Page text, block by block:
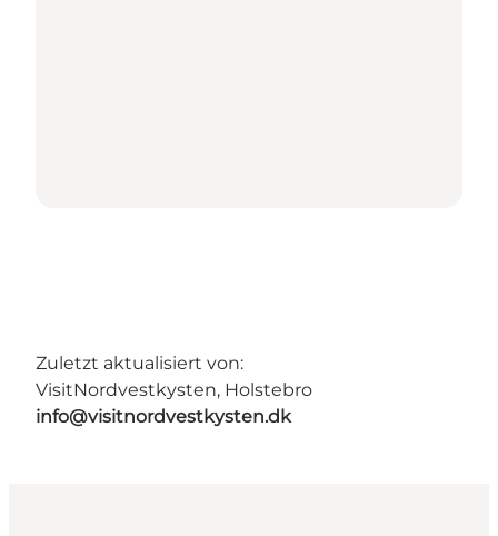
Zuletzt aktualisiert von:
VisitNordvestkysten, Holstebro
info@visitnordvestkysten.dk